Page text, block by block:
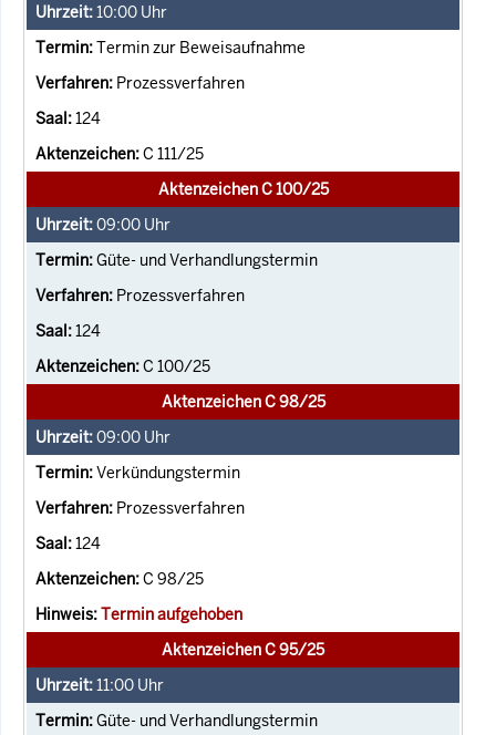
10:00 Uhr
Termin zur Beweisaufnahme
Prozessverfahren
124
C 111/25
Aktenzeichen C 100/25
09:00 Uhr
Güte- und Verhandlungstermin
Prozessverfahren
124
C 100/25
Aktenzeichen C 98/25
09:00 Uhr
Verkündungstermin
Prozessverfahren
124
C 98/25
Termin aufgehoben
Aktenzeichen C 95/25
11:00 Uhr
Güte- und Verhandlungstermin